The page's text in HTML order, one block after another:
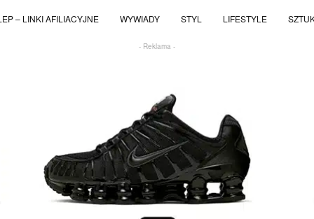
– LINKI AFILIACYJNE WYWIADY STYL LIFESTYLE
- Reklama -